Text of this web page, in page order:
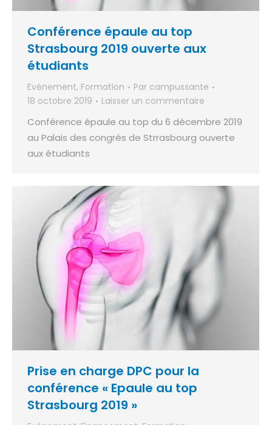
Conférence épaule au top
Strasbourg 2019 ouverte aux
étudiants
Evénement, Formation Par campussante
18 octobre 2019
Laisser un commentaire
Conférence épaule au top du 6 décembre 2019
au Palais des congrés de Strrasbourg ouverte
aux étudiants
Prise en charge DPC pour la
conférence « Epaule au top
Strasbourg 2019 »